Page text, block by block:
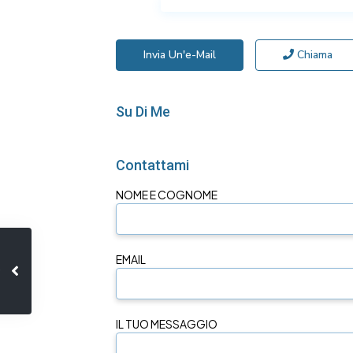
Invia Un'e-Mail Chiama
Su Di Me
Contattami
NOME E COGNOME
EMAIL
IL TUO MESSAGGIO